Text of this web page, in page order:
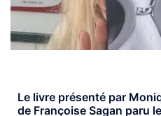
Le livre présenté par
de Françoise Sagan paru